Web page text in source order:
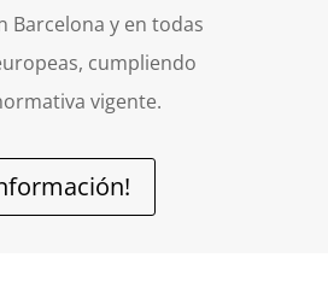
Barcelona y en todas
cumpliendo
vigente.